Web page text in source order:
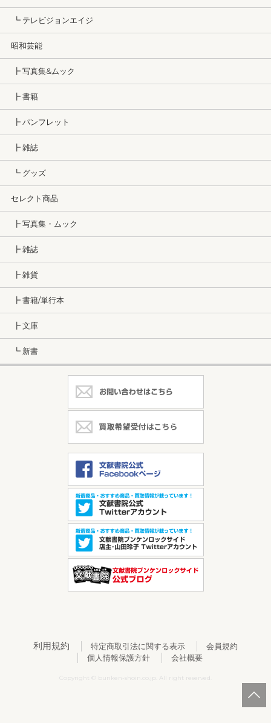
┗ テレビジョンエイジ
昭和芸能
┣ 写真集&ムック
┣ 書籍
┣ パンフレット
┣ 雑誌
┗ グッズ
セレクト商品
┣ 写真集・ムック
┣ 雑誌
┣ 雑貨
┣ 書籍/単行本
┣ 文庫
┗ 新書
利用規約 特定商取引法に関する表示
会員規約
個人情報保護方針
会社概要
Copyright © bunken-shoin.co.jp. All right reserved.